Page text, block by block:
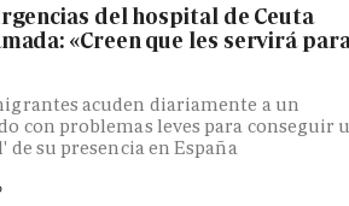
del hospital de Ceuta
«Creen que les servirá
acuden diariamente a un
con problemas leves para conseguir
su presencia en España